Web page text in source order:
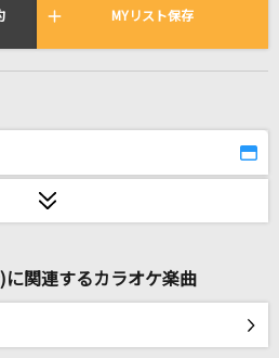
歌われている曲の一覧
MYリスト保存
に関連するカラオケ楽曲